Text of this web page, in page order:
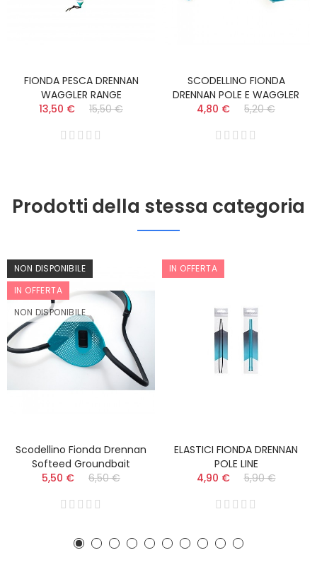
FIONDA PESCA DRENNAN
WAGGLER RANGE
13,50 €
15,50 €
SCODELLINO FIONDA
DRENNAN POLE E WAGGLER
4,80 €
5,20 €
Prodotti della stessa categoria
NON DISPONIBILE
IN OFFERTA
NON DISPONIBILE
Scodellino Fionda Drennan
Softeed Groundbait
5,50 €
6,50 €
IN OFFERTA
ELASTICI FIONDA DRENNAN
POLE LINE
4,90 €
5,90 €